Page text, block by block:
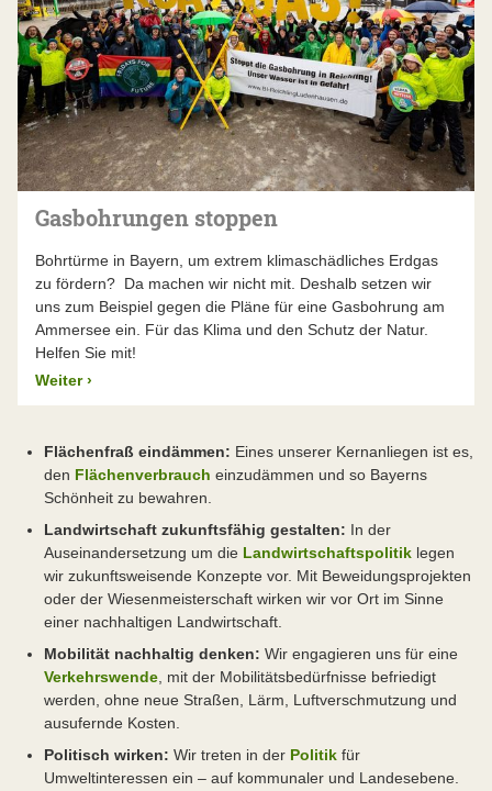
Gasbohrungen stoppen
Bohrtürme in Bayern, um extrem klimaschädliches Erdgas
zu fördern? Da machen wir nicht mit. Deshalb setzen wir
uns zum Beispiel gegen die Pläne für eine Gasbohrung am
Ammersee ein. Für das Klima und den Schutz der Natur.
Helfen Sie mit!
Weiter ›
Flächenfraß eindämmen: Eines unserer Kernanliegen ist es,
den Flächenverbrauch einzudämmen und so Bayerns
Schönheit zu bewahren.
Landwirtschaft zukunftsfähig gestalten: In der
Auseinandersetzung um die Landwirtschaftspolitik legen
wir zukunftsweisende Konzepte vor. Mit Beweidungsprojekten
oder der Wiesenmeisterschaft wirken wir vor Ort im Sinne
einer nachhaltigen Landwirtschaft.
Mobilität nachhaltig denken: Wir engagieren uns für eine
Verkehrswende, mit der Mobilitätsbedürfnisse befriedigt
werden, ohne neue Straßen, Lärm, Luftverschmutzung und
ausufernde Kosten.
Politisch wirken: Wir treten in der Politik für
Umweltinteressen ein – auf kommunaler und Landesebene.